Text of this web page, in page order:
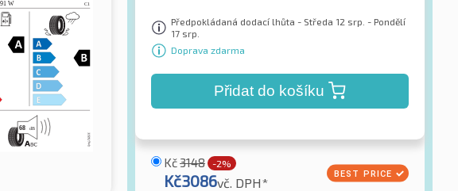
Předpokládaná dodací lhůta - Středa 12 srp. - Pondělí
17 srp.
Doprava zdarma
Přidat do košíku
Kč3148 -2%
Kč3086vč. DPH*